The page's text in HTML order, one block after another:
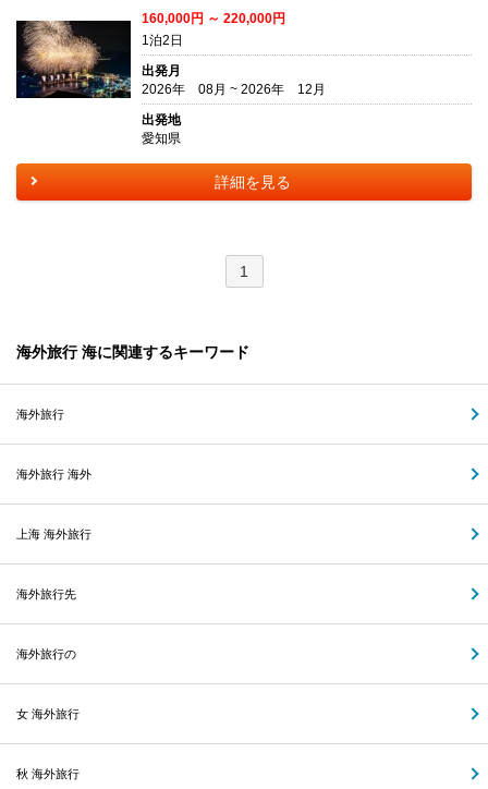
160,000円 ～ 220,000円
1泊2日
出発月
2026年 08月 ~ 2026年 12月
出発地
愛知県
詳細を見る
1
海外旅行 海に関連するキーワード
海外旅行
海外旅行 海外
上海 海外旅行
海外旅行先
海外旅行の
女 海外旅行
秋 海外旅行